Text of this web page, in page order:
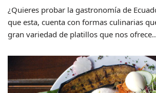
¿Quieres probar la gastronomía de
que esta, cuenta con formas culinarias
gran variedad de platillos que nos